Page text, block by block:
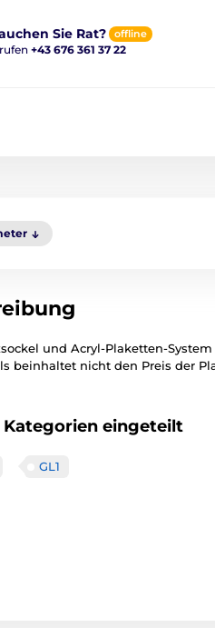
Sie Rat? offline
+43 676 361 37 22
und Acryl-Plaketten-
beinhaltet nicht den Preis der
eingeteilt
GL1